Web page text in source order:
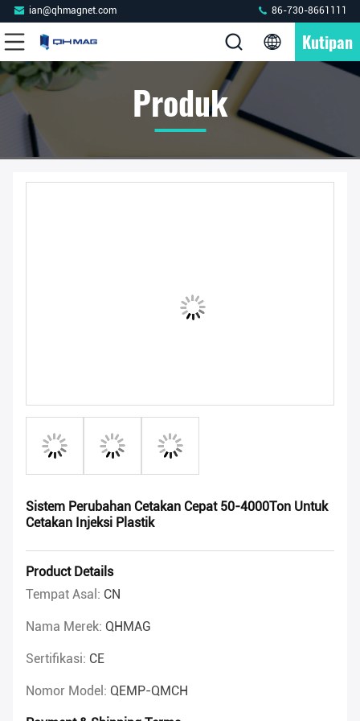
ian@qhmagnet.com 86-730-8661111
Kutipan
Produk
Sistem Perubahan Cetakan Cepat 50-4000Ton Untuk
Cetakan Injeksi Plastik
Product Details
Tempat Asal: CN
Nama Merek: QHMAG
Sertifikasi: CE
Nomor Model: QEMP-QMCH